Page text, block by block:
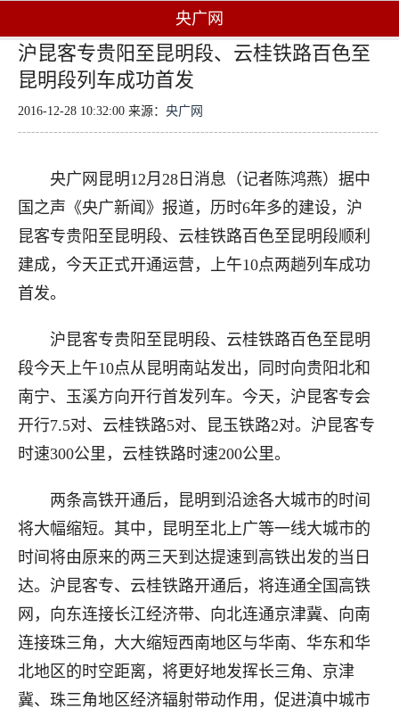
央广网
沪昆客专贵阳至昆明段、云桂铁路百色至
昆明段列车成功首发
2016-12-28 10:32:00 来源： 央广网
央广网昆明12月28日消息（记者陈鸿燕）据中
国之声《央广新闻》报道，历时6年多的建设，沪
昆客专贵阳至昆明段、云桂铁路百色至昆明段顺利
建成，今天正式开通运营，上午10点两趟列车成功
首发。
沪昆客专贵阳至昆明段、云桂铁路百色至昆明
段今天上午10点从昆明南站发出，同时向贵阳北和
南宁、玉溪方向开行首发列车。今天，沪昆客专会
开行7.5对、云桂铁路5对、昆玉铁路2对。沪昆客专
时速300公里，云桂铁路时速200公里。
两条高铁开通后，昆明到沿途各大城市的时间
将大幅缩短。其中，昆明至北上广等一线大城市的
时间将由原来的两三天到达提速到高铁出发的当日
达。沪昆客专、云桂铁路开通后，将连通全国高铁
网，向东连接长江经济带、向北连通京津冀、向南
连接珠三角，大大缩短西南地区与华南、华东和华
北地区的时空距离，将更好地发挥长三角、京津
冀、珠三角地区经济辐射带动作用，促进滇中城市